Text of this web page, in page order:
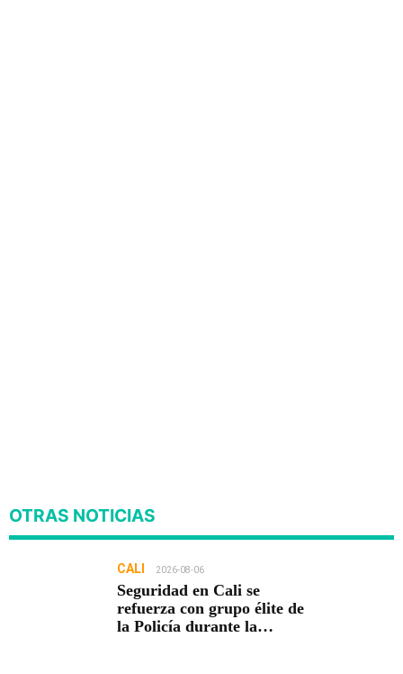
OTRAS NOTICIAS
CALI 2026-08-06
Seguridad en Cali se
refuerza con grupo élite de
la Policía durante la